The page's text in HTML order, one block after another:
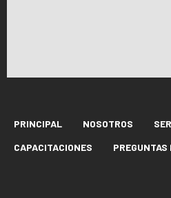
PRINCIPAL NOSOTROS
CAPACITACIONES
PREGUNTAS